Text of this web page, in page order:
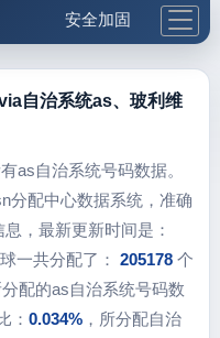
安全加固
更多工具
自治系统as、玻利维
as自治系统号码数据。
分配中心数据系统，准确
，最新更新时间是：
一共分配了： 205178个
配的as自治系统号码数
： 0.034%，所分配自治